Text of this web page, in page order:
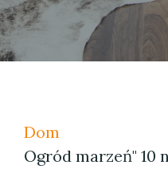
Dom
Ogród marzeń" 10